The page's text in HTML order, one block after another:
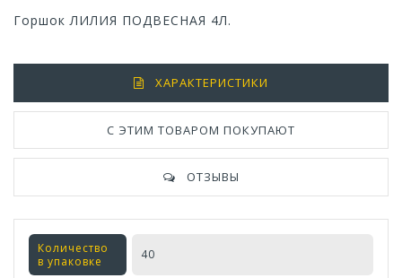
Горшок ЛИЛИЯ ПОДВЕСНАЯ 4Л.
ХАРАКТЕРИСТИКИ
С ЭТИМ ТОВАРОМ ПОКУПАЮТ
ОТЗЫВЫ
Количество
в упаковке
40